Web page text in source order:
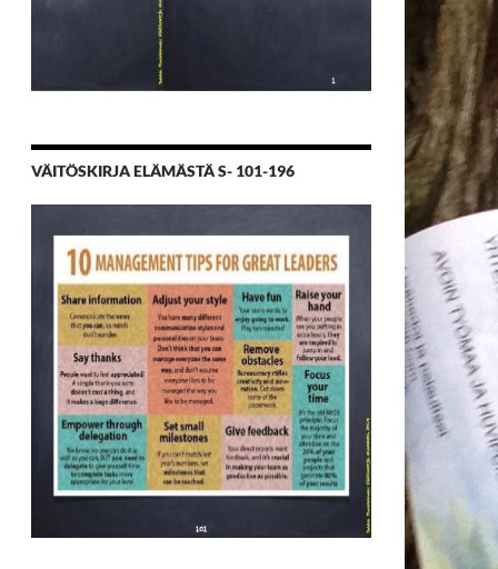
VÄITÖSKIRJA ELÄMÄSTÄ S- 101-196